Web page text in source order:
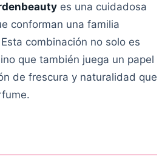
es una cuidadosa
conforman una familia
combinación no solo es
que también juega un papel
de frescura y naturalidad que